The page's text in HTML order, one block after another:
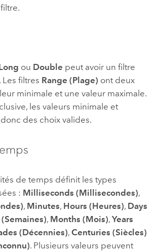
ou Double peut avoir un filtre
. Les filtres Range (Plage) ont deux
minimale et une valeur maximale.
les valeurs minimale et
des choix valides.
de temps définit les types
: Milliseconds (Millisecondes),
, Minutes, Hours (Heures), Days
, Months (Mois), Years
(Décennies), Centuries (Siècles)
. Plusieurs valeurs peuvent